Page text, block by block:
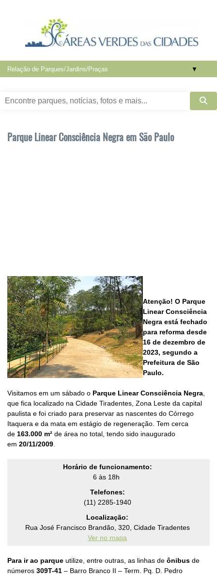
▼
Parque Linear Consciência Negra em São Paulo
Atenção! O Parque
Linear Consciência
Negra está fechado
para reforma desde
16 de dezembro de
2023, segundo a
Prefeitura de São
Paulo.
Visitamos em um sábado o Parque Linear Consciência Negra
que fica localizado na Cidade Tiradentes, Zona Leste da capital
paulista e foi criado para preservar as nascentes do Córrego
Itaquera e da mata em estágio de regeneração. Tem cerca
de 163.000 m² de área no total, tendo sido inaugurado
em 20/11/2009
Horário de funcionamento:
6 às 18h
Telefones:
(11) 2285-1940
Localização:
Rua José Francisco Brandão, 320, Cidade Tiradentes
Ver no mapa
Para ir ao parque utilize, entre outras, as linhas de ônibus de
números 309T-41 – Barro Branco II – Term. Pq. D. Pedro